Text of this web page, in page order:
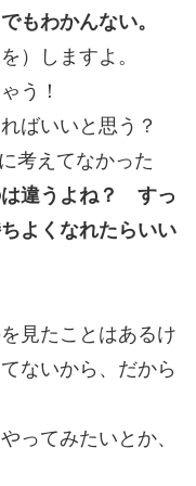
もわかんない。
）しますよ。
う！
ばいいと思う？
えてなかった
は違うよね？ すっ
よくなれたらいい
見たことはあるけ
ないから、だから
ってみたいとか、